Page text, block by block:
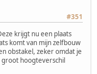
#351
krijgt nu een plaats
komt van mijn zelfbouw
obstakel, zeker omdat je
hoogteverschil